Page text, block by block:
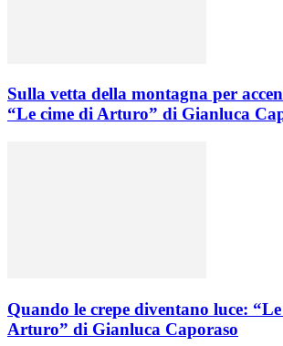
Sulla vetta della montagna per
“Le cime di Arturo” di Gianluca
Quando le crepe diventano luce:
Arturo” di Gianluca Caporaso